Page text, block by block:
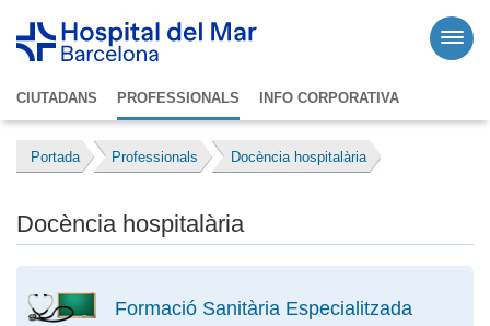
CIUTADANS PROFESSIONALS INFO CORPORATIVA
Portada Professionals Docència hospitalària
Docència hospitalària
Formació Sanitària Especialitzada